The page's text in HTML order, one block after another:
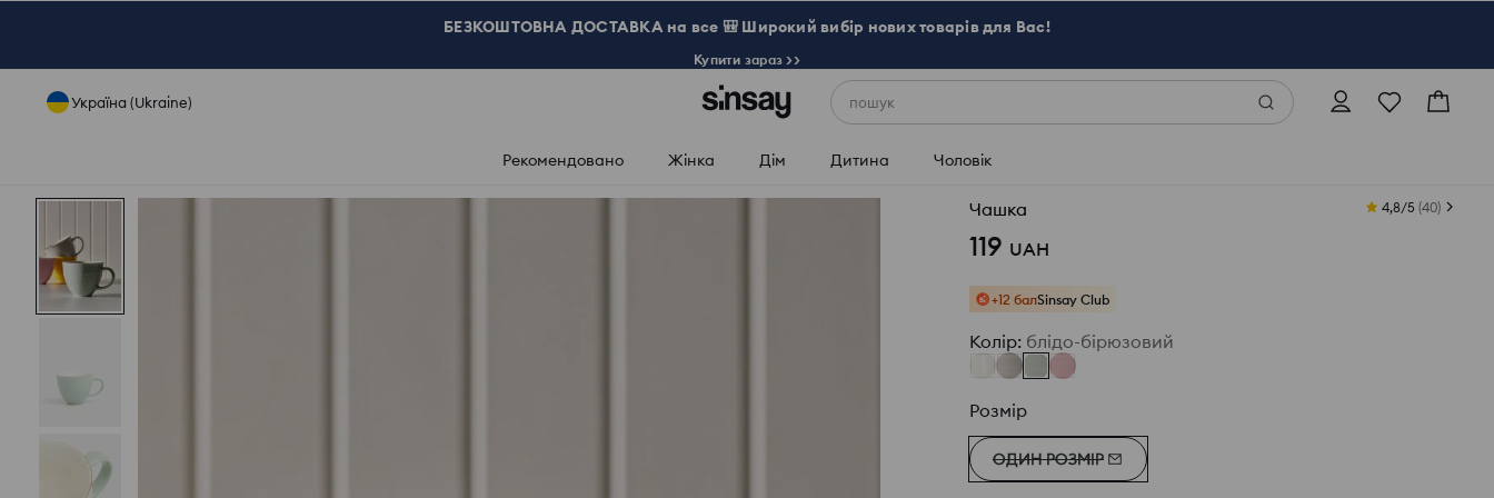
БЕЗКОШТОВНА ДОСТАВКА на все 🎒 Широкий вибір нових товарів для Вас!
Купити зараз >>
Україна (Ukraine) пошук
Рекомендовано Жінка Дім Дитина Чоловік
Чашка 4,8/5 (40)
119 UAH
+12 балSinsay Club
Колір: блідо-бірюзовий
Розмір
ОДИН РОЗМІР